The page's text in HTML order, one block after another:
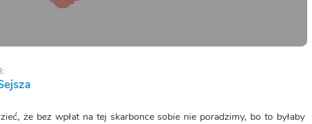
że bez wpłat na tej skarbonce sobie nie poradzimy, bo to byłaby